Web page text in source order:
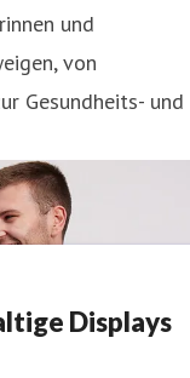
und
von
Gesundheits- und
Displays